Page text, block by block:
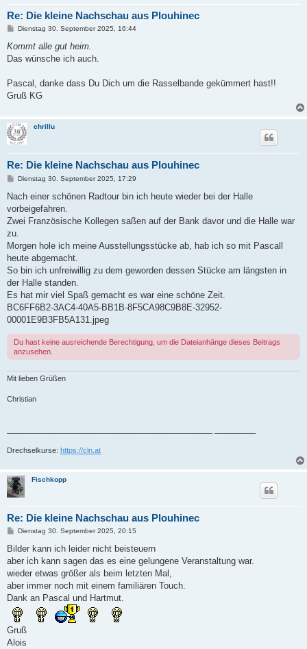
Re: Die kleine Nachschau aus Plouhinec
B
i
r
Dienstag 30. September 2025, 16:44
Kommt alle gut heim.
Das wünsche ich auch.
Pascal, danke dass Du Dich um die Rasselbande gekümmert hast!!
Gruß KG
chrillu
Re: Die kleine Nachschau aus Plouhinec
B
i
r
a
Dienstag 30. September 2025, 17:29
Nach einer schönen Radtour bin ich heute wieder bei der Halle
vorbeigefahren.
Zwei Französische Kollegen saßen auf der Bank davor und die Halle war
zu.
Morgen hole ich meine Ausstellungsstücke ab, hab ich so mit Pascall
heute abgemacht.
So bin ich unfreiwillig zu dem geworden dessen Stücke am längsten in
der Halle standen.
Es hat mir viel Spaß gemacht es war eine schöne Zeit.
BC6FF6B2-3AC4-40A5-BB1B-8F5CA98C9B8E-32952-
00001E9B3FB5A131.jpeg
Du hast keine ausreichende Berechtigung, um die Dateianhänge dieses Beitrags
anzusehen.
Mit lieben Grüßen
Christian
Drechselkurse: https://cln.at
Fischkopp
Re: Die kleine Nachschau aus Plouhinec
B
i
r
a
Dienstag 30. September 2025, 20:15
Bilder kann ich leider nicht beisteuern
aber ich kann sagen das es eine gelungene Veranstaltung war.
wieder etwas größer als beim letzten Mal,
aber immer noch mit einem familiären Touch.
Dank an Pascal und Hartmut.
Gruß
Alois